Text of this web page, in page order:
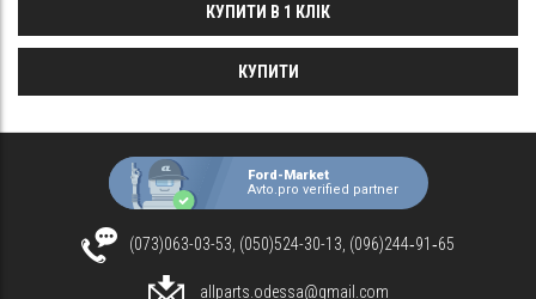
КУПИТИ В 1 КЛІК
КУПИТИ
Ford-Market
Avto.pro verified partner
(073)063-03-53, (050)524-30-13, (096)244‑91‑65
allparts.odessa@gmail.com